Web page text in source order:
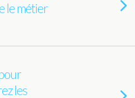
le métier
les